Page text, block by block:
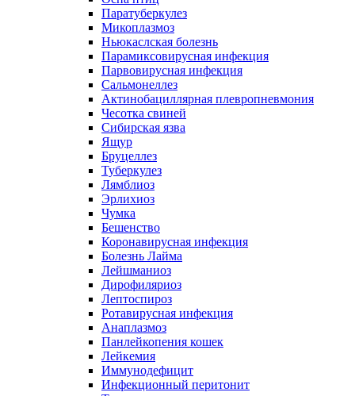
Паратуберкулез
Микоплазмоз
Ньюкаслская болезнь
Парамиксовирусная инфекция
Парвовирусная инфекция
Сальмонеллез
Актинобациллярная плевропневмония
Чесотка свиней
Сибирская язва
Ящур
Бруцеллез
Туберкулез
Лямблиоз
Эрлихиоз
Чумка
Бешенство
Коронавирусная инфекция
Болезнь Лайма
Лейшманиоз
Дирофиляриоз
Лептоспироз
Ротавирусная инфекция
Анаплазмоз
Панлейкопения кошек
Лейкемия
Иммунодефицит
Инфекционный перитонит